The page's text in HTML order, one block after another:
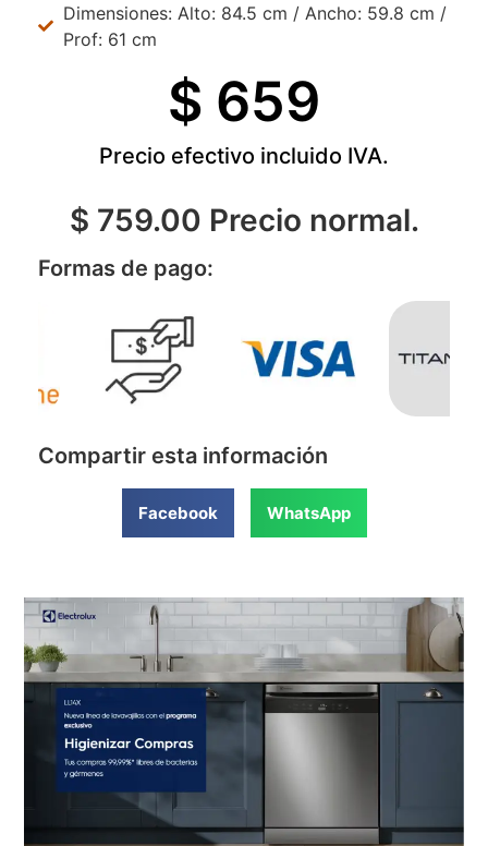
Dimensiones: Alto: 84.5 cm / Ancho: 59.8 cm /
Prof: 61 cm
Precio efectivo incluido IVA.
$ 659
$ 759.00 Precio normal.
Formas de pago:
Compartir esta información
Facebook WhatsApp